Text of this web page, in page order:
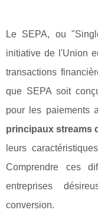
Le SEPA, ou
initiative de l'Union
transactions
que SEPA soit
pour les paiements
principaux streams
leurs
Comprendre ces
entreprises
conversion.